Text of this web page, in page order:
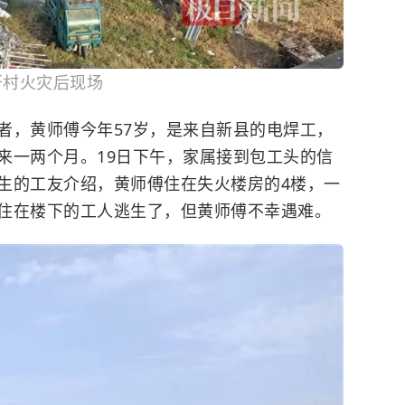
火灾后现场
黄师傅今年57岁，是来自新县的电焊工，
一两个月。19日下午，家属接到包工头的信
的工友介绍，黄师傅住在失火楼房的4楼，一
楼下的工人逃生了，但黄师傅不幸遇难。